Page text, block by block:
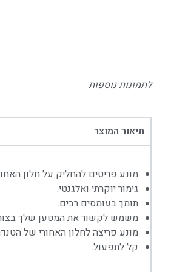
לתמונות נוספות
תיאור המוצר
מונע פריטים להחליק על חלון
גימור יוקרתי ואלגנטי.
תומך בעומסים רבים.
משמש לקשור את המטען שלך
מונע פריצה לחלון האחורי של
קל לתפעול.